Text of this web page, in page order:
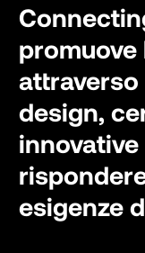
attraverso
design,
esigenze